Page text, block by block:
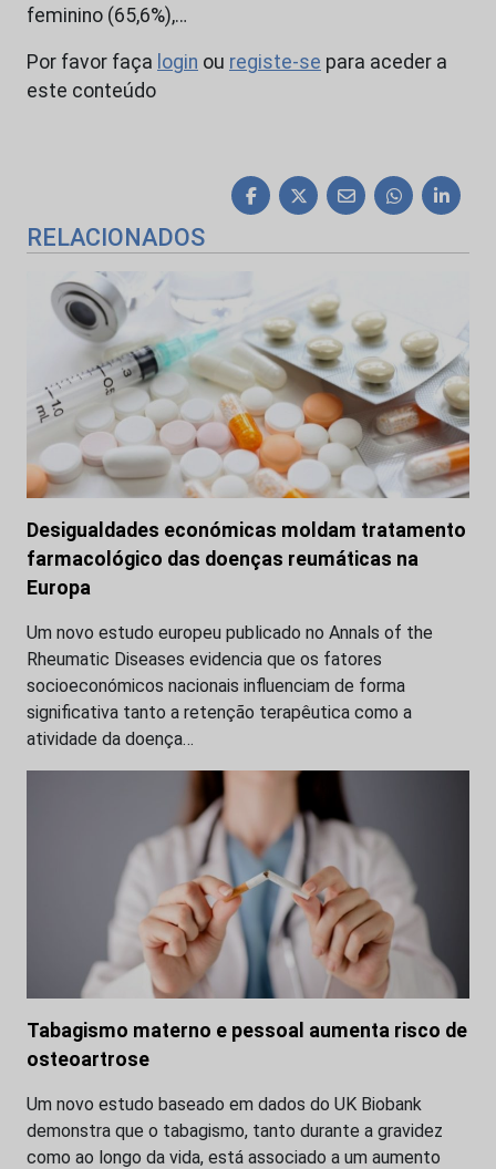
feminino (65,6%),…
Por favor faça login ou registe-se para aceder a
este conteúdo
RELACIONADOS
Desigualdades económicas moldam tratamento
farmacológico das doenças reumáticas na
Europa
Um novo estudo europeu publicado no Annals of the
Rheumatic Diseases evidencia que os fatores
socioeconómicos nacionais influenciam de forma
significativa tanto a retenção terapêutica como a
atividade da doença…
Tabagismo materno e pessoal aumenta risco de
osteoartrose
Um novo estudo baseado em dados do UK Biobank
demonstra que o tabagismo, tanto durante a gravidez
como ao longo da vida, está associado a um aumento